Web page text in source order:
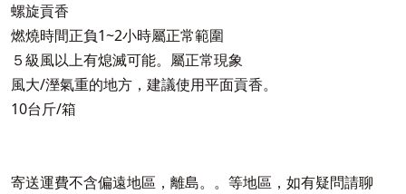
螺旋貢香
燃燒時間正負1~2小時屬正常範圍
５級風以上有熄滅可能。屬正常現象
風大/溼氣重的地方，建議使用平面貢香。
10台斤/箱
寄送運費不含偏遠地區，離島。。等地區，如有疑問請聊